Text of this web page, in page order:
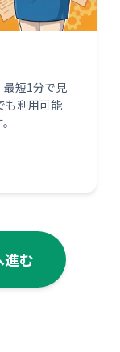
最短1分で見
も利用可能
進む